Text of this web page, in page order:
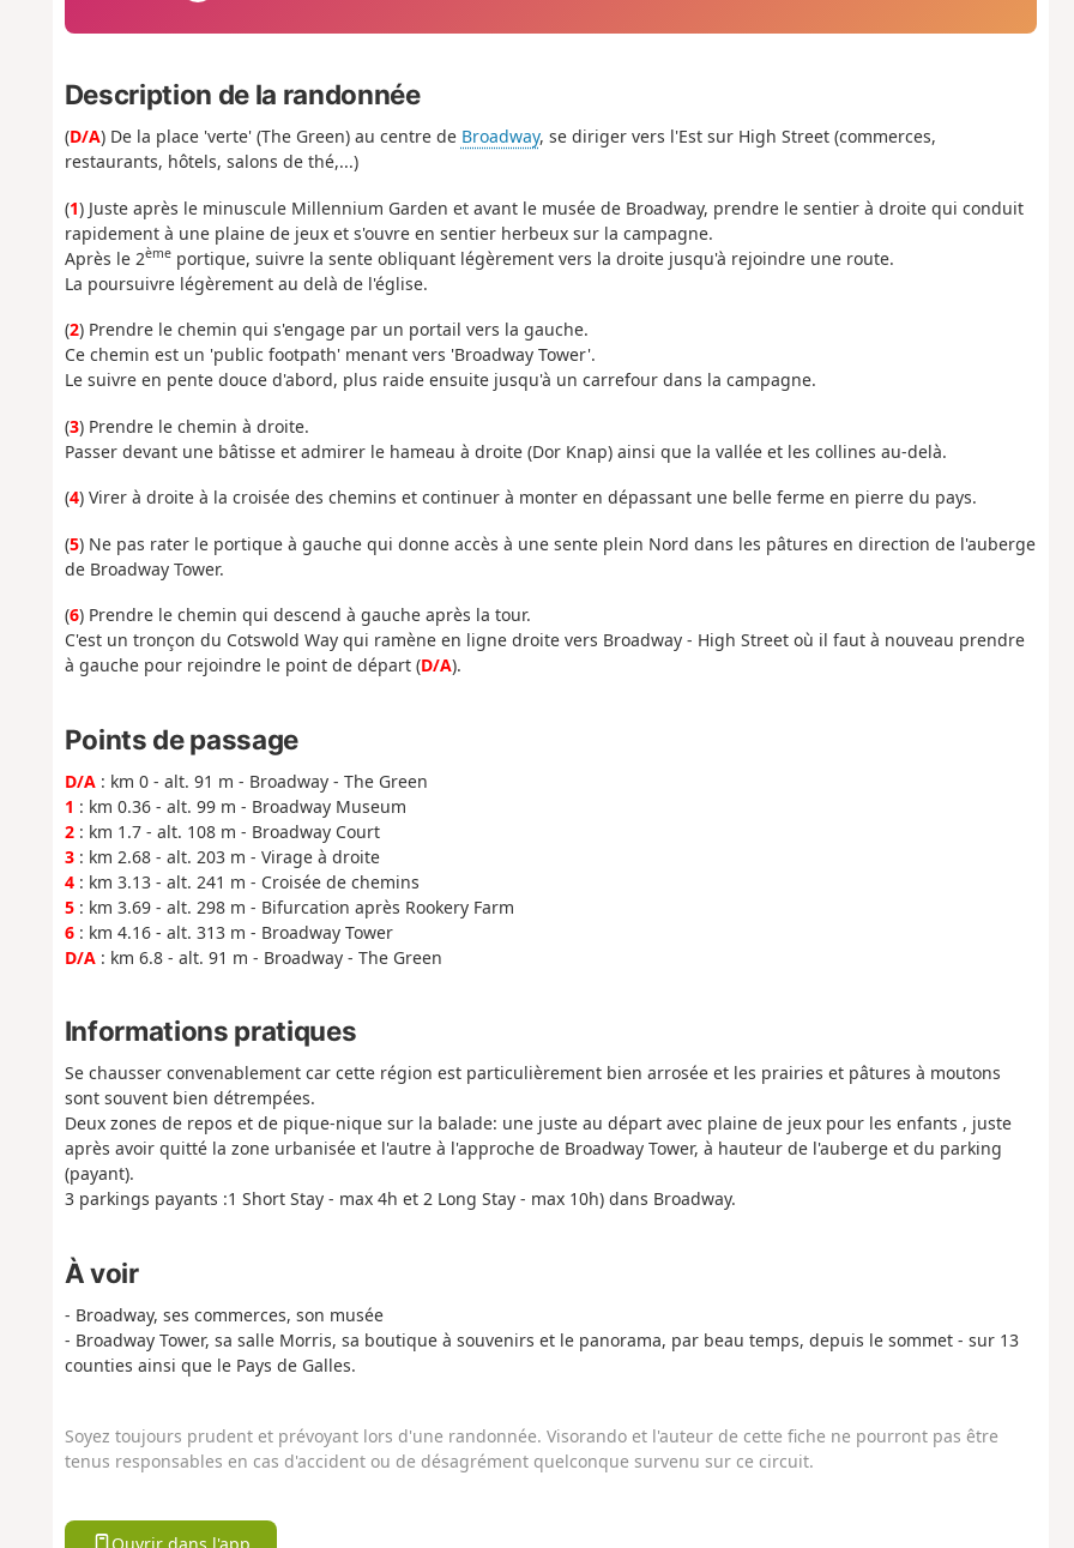
Description de la randonnée
(D/A) De la place 'verte' (The Green) au centre de Broadway, se diriger vers l'Est sur High Street (commerces,
restaurants, hôtels, salons de thé,...)
(1) Juste après le minuscule Millennium Garden et avant le musée de Broadway, prendre le sentier à droite qui conduit
rapidement à une plaine de jeux et s'ouvre en sentier herbeux sur la campagne.
Après le 2èmeportique, suivre la sente obliquant légèrement vers la droite jusqu'à rejoindre une route.
La poursuivre légèrement au delà de l'église.
(2) Prendre le chemin qui s'engage par un portail vers la gauche.
Ce chemin est un 'public footpath' menant vers 'Broadway Tower'.
Le suivre en pente douce d'abord, plus raide ensuite jusqu'à un carrefour dans la campagne.
(3) Prendre le chemin à droite.
Passer devant une bâtisse et admirer le hameau à droite (Dor Knap) ainsi que la vallée et les collines au-delà.
(4) Virer à droite à la croisée des chemins et continuer à monter en dépassant une belle ferme en pierre du pays.
(5) Ne pas rater le portique à gauche qui donne accès à une sente plein Nord dans les pâtures en direction de l'auberge
de Broadway Tower.
(6) Prendre le chemin qui descend à gauche après la tour.
C'est un tronçon du Cotswold Way qui ramène en ligne droite vers Broadway - High Street où il faut à nouveau prendre
à gauche pour rejoindre le point de départ (D/A).
Points de passage
D/A: km 0 - alt. 91 m - Broadway - The Green
1 : km 0.36 - alt. 99 m - Broadway Museum
2: km 1.7 - alt. 108 m - Broadway Court
3: km 2.68 - alt. 203 m - Virage à droite
4: km 3.13 - alt. 241 m - Croisée de chemins
5: km 3.69 - alt. 298 m - Bifurcation après Rookery Farm
6: km 4.16 - alt. 313 m - Broadway Tower
D/A: km 6.8 - alt. 91 m - Broadway - The Green
Informations pratiques
Se chausser convenablement car cette région est particulièrement bien arrosée et les prairies et pâtures à moutons
sont souvent bien détrempées.
Deux zones de repos et de pique-nique sur la balade: une juste au départ avec plaine de jeux pour les enfants , juste
après avoir quitté la zone urbanisée et l'autre à l'approche de Broadway Tower, à hauteur de l'auberge et du parking
(payant).
3 parkings payants :1 Short Stay - max 4h et 2 Long Stay - max 10h) dans Broadway.
À voir
- Broadway, ses commerces, son musée
- Broadway Tower, sa salle Morris, sa boutique à souvenirs et le panorama, par beau temps, depuis le sommet - sur 13
counties ainsi que le Pays de Galles.
Soyez toujours prudent et prévoyant lors d'une randonnée. Visorando et l'auteur de cette fiche ne pourront pas être
tenus responsables en cas d'accident ou de désagrément quelconque survenu sur ce circuit.